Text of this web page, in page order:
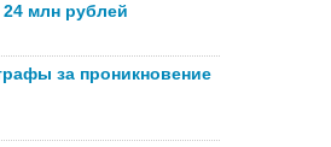
млн рублей
за проникновение